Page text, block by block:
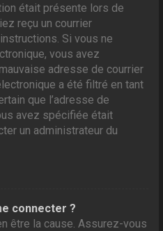
était présente lors de
reçu un courrier
Si vous ne
vous avez
adresse de courrier
a été filtré en tant
que l’adresse de
avez spécifiée était
un administrateur du
connecter ?
être la cause. Assurez-vous